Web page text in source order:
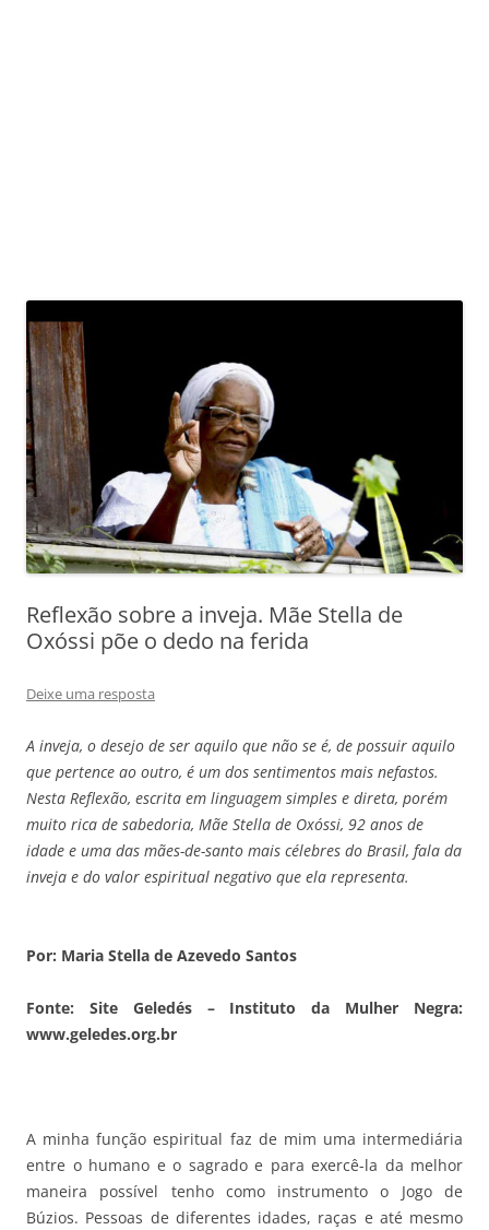
Reflexão sobre a inveja. Mãe Stella de
Oxóssi põe o dedo na ferida
Deixe uma resposta
A inveja, o desejo de ser aquilo que não se é, de possuir aquilo
que pertence ao outro, é um dos sentimentos mais nefastos.
Nesta Reflexão, escrita em linguagem simples e direta, porém
muito rica de sabedoria, Mãe Stella de Oxóssi, 92 anos de
idade e uma das mães-de-santo mais célebres do Brasil, fala da
inveja e do valor espiritual negativo que ela representa.
Por: Maria Stella de Azevedo Santos
Fonte: Site Geledés – Instituto da Mulher Negra:
www.geledes.org.br
A minha função espiritual faz de mim uma intermediária
entre o humano e o sagrado e para exercê-la da melhor
maneira possível tenho como instrumento o Jogo de
Búzios. Pessoas de diferentes idades, raças e até mesmo